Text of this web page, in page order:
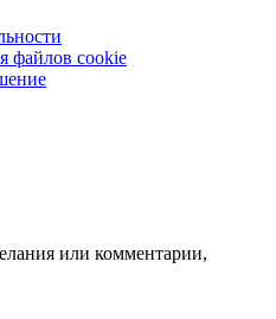
файлов cookie
или комментарии,